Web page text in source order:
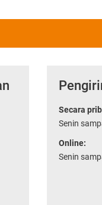
Secara
Senin
Online:
Senin